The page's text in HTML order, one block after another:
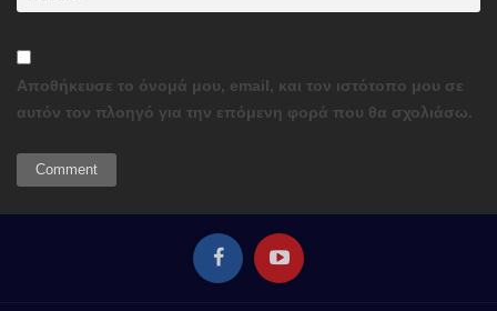
Αποθήκευσε το όνομά μου, email, και τον ιστότοπο μου σε
αυτόν τον πλοηγό για την επόμενη φορά που θα σχολιάσω.